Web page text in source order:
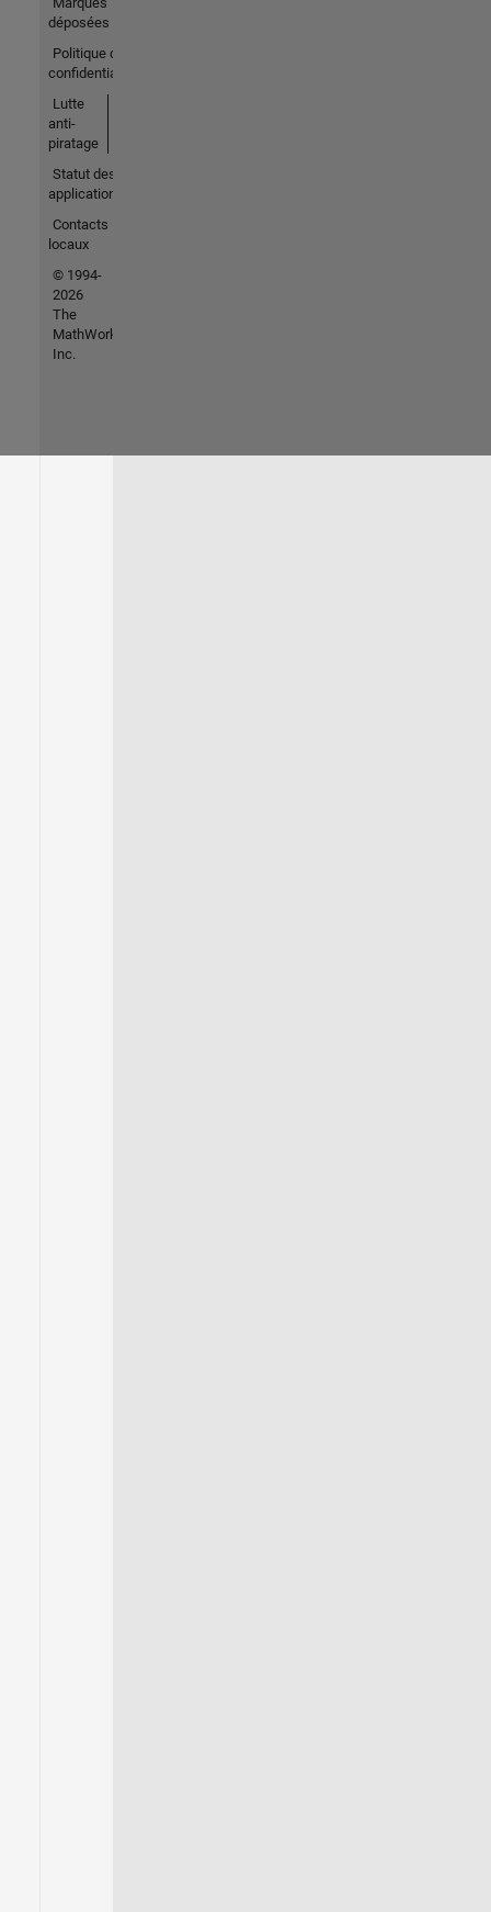
déposées
Politique de
confidentialité
Lutte
anti-
piratage
Statut des
applications
Contacts
locaux
© 1994-
2026
The
MathWorks,
Inc.